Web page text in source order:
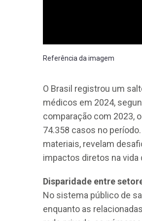
Referência da imagem
O Brasil registrou um
médicos em 2024,
comparação com 2023,
74.358 casos no
materiais, revelam
impactos diretos na
Disparidade entre
No sistema público de
enquanto as
CRF-AL
da
base de
29 de